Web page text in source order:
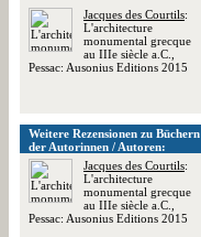
Jacques des Courtils:
L'architecture
monumental grecque
au IIIe siècle a.C.,
Pessac: Ausonius Editions 2015
Weitere Rezensionen zu Büchern
der Autorinnen / Autoren:
Jacques des Courtils:
L'architecture
monumental grecque
au IIIe siècle a.C.,
Pessac: Ausonius Editions 2015